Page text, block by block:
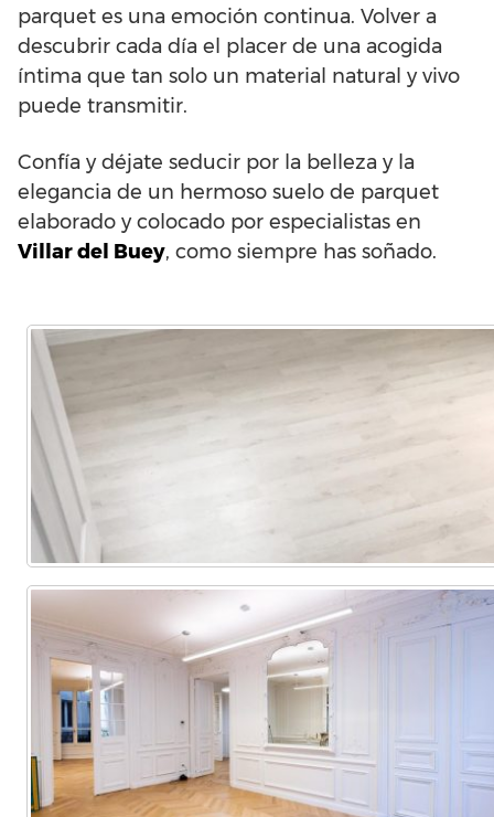
parquet es una emoción continua. Volver a
descubrir cada día el placer de una acogida
íntima que tan solo un material natural y vivo
puede transmitir.
Confía y déjate seducir por la belleza y la
elegancia de un hermoso suelo de parquet
elaborado y colocado por especialistas en
Villar del Buey, como siempre has soñado.